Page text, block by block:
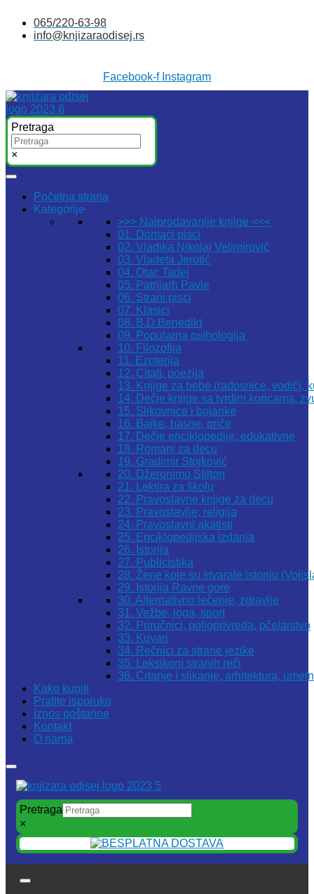
sadržaj
065/220-63-98
info@knjizaraodisej.rs
Facebook-f Instagram
Pretraga
×
Početna strana
Kategorije
>>> Najprodavanije knjige <<<
01. Domaći pisci
02. Vladika Nikolaj Velimirović
03. Vladeta Jerotić
04. Otac Tadej
05. Patrijarh Pavle
06. Strani pisci
07. Klasici
08. B.D.Benedikt
09. Popularna psihologija
10. Filozofija
11. Ezoterija
12. Citati, poezija
13. Knjige za bebe (radosnice, vodiči,
14. Dečje knjige sa tvrdim koricama,
15. Slikovnice i bojanke
16. Bajke, basne, priče
17. Dečje enciklopedije, edukativne
18. Romani za decu
19. Gradimir Stojković
20. Džeronimo Stilton
21. Lektira za školu
22. Pravoslavne knjige za decu
23. Pravoslavlje, religija
24. Pravoslavni akatisti
25. Enciklopedijska izdanja
26. Istorija
27. Publicistika
28. Žene koje su stvarale istoriju
29. Istorija Ravne gore
30. Alternativno lečenje, zdravlje
31. Vežbe, joga, sport
32. Priručnici, poljoprivreda, pčelarstvo
33. Kuvari
34. Rečnici za strane jezike
35. Leksikoni stranih reči
36. Crtanje i slikanje, arhitektura,
Kako kupiti
Pratite isporuku
Iznos poštarine
Kontakt
O nama
Pretraga
×